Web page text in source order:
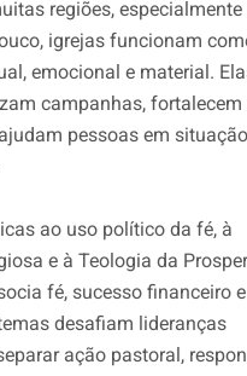
regiões,
igrejas funcionam
emocional e material.
campanhas,
pessoas em
ao uso político da fé, à
e à Teologia da
fé, sucesso financeiro
desafiam lideranças
ação pastoral,